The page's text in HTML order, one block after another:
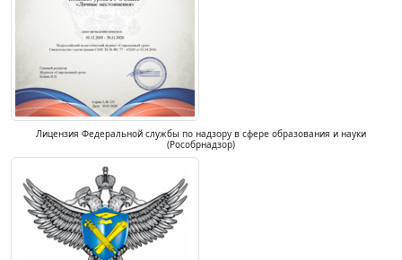
Лицензия Федеральной службы по надзору в сфере образования и науки
(Рособрнадзор)